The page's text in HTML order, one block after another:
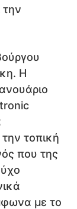
την
Η
τοπική
που της
με το